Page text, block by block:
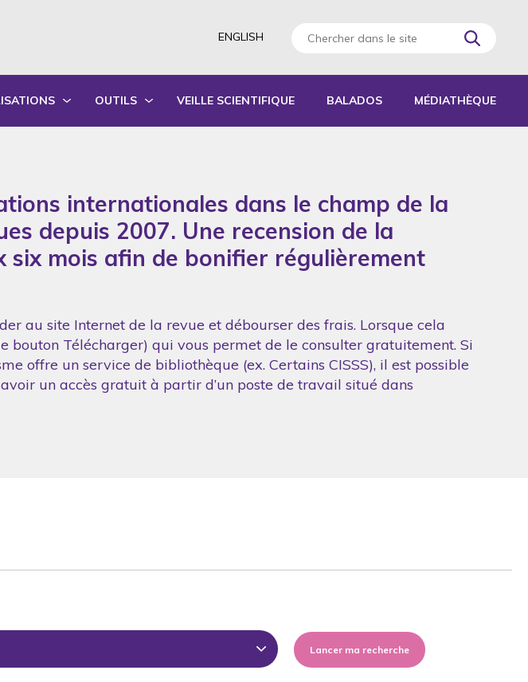
ENGLISH
DES RAPPORTS ANNUELS D’ACTIVITÉS
OUTILS
FORMATIONS
VEILLE SCIENTIFIQUE BALADOS MÉDIATHÈQUE
internationales dans le champ de la
depuis 2007. Une recension de la
mois afin de bonifier régulièrement
au site Internet de la revue et débourser des frais. Lorsque cela
bouton Télécharger) qui vous permet de le consulter gratuitement. Si
offre un service de bibliothèque (ex. Certains CISSS), il est possible
un accès gratuit à partir d’un poste de travail situé dans
Lancer ma recherche